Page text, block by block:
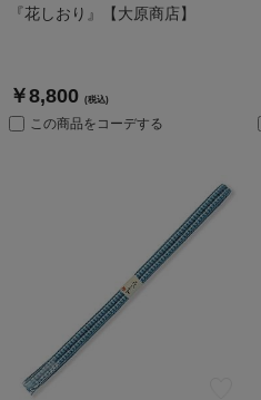
『花しおり』【大原商店】
￥8,800 (税込)
この商品をコーデする